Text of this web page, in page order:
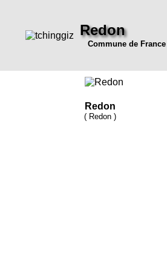
Redon
Commune de France
Redon
( Redon )